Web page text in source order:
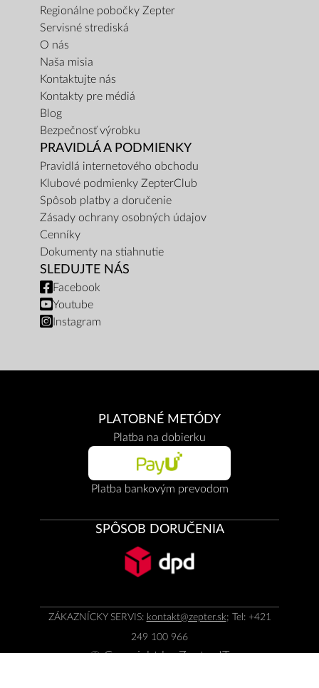
Regionálne pobočky Zepter
Servisné strediská
O nás
Naša misia
Kontaktujte nás
Kontakty pre médiá
Blog
Bezpečnosť výrobku
PRAVIDLÁ A PODMIENKY
Pravidlá internetového obchodu
Klubové podmienky ZepterClub
Spôsob platby a doručenie
Zásady ochrany osobných údajov
Cenníky
Dokumenty na stiahnutie
SLEDUJTE NÁS
Facebook
Youtube
Instagram
PLATOBNÉ METÓDY
Platba na dobierku
Platba bankovým prevodom
SPÔSOB DORUČENIA
ZÁKAZNÍCKY SERVIS: kontakt@zepter.sk; Tel: +421
249 100 966
© Copyright byZepter IT